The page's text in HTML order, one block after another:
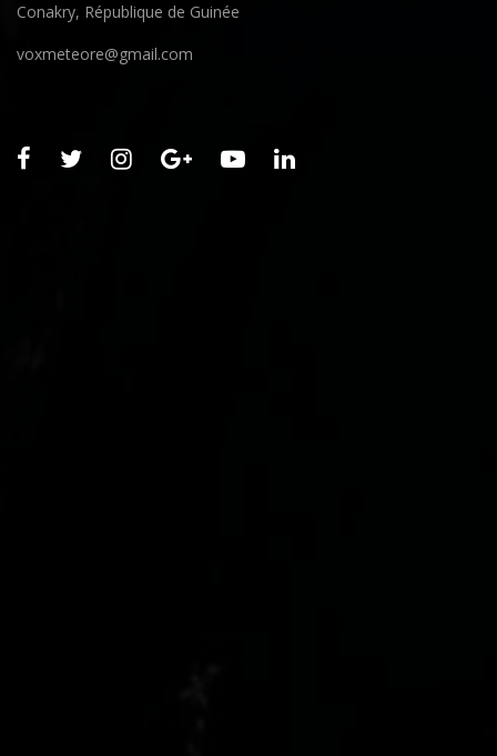
Conakry, République de Guinée
voxmeteore@gmail.com